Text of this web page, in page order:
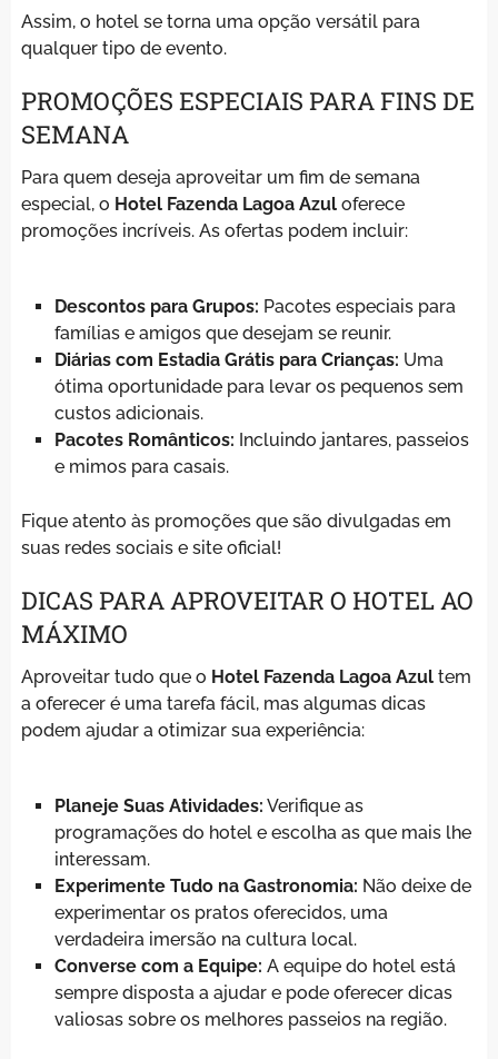
Assim, o hotel se torna uma opção versátil para
qualquer tipo de evento.
PROMOÇÕES ESPECIAIS PARA FINS DE
SEMANA
Para quem deseja aproveitar um fim de semana
especial, o Hotel Fazenda Lagoa Azuloferece
promoções incríveis. As ofertas podem incluir:
Descontos para Grupos: Pacotes especiais para
famílias e amigos que desejam se reunir.
Diárias com Estadia Grátis para Crianças: Uma
ótima oportunidade para levar os pequenos sem
custos adicionais.
Pacotes Românticos: Incluindo jantares, passeios
e mimos para casais.
Fique atento às promoções que são divulgadas em
suas redes sociais e site oficial!
DICAS PARA APROVEITAR O HOTEL AO
MÁXIMO
Aproveitar tudo que o Hotel Fazenda Lagoa Azultem
a oferecer é uma tarefa fácil, mas algumas dicas
podem ajudar a otimizar sua experiência:
Planeje Suas Atividades: Verifique as
programações do hotel e escolha as que mais lhe
interessam.
Experimente Tudo na Gastronomia: Não deixe de
experimentar os pratos oferecidos, uma
verdadeira imersão na cultura local.
Converse com a Equipe: A equipe do hotel está
sempre disposta a ajudar e pode oferecer dicas
valiosas sobre os melhores passeios na região.